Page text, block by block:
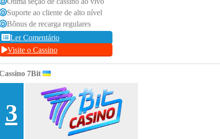
Suporte ao cliente de alto nível
Bônus de recarga regulares
Ler Comentário
Visite o Cassino
7Bit
3